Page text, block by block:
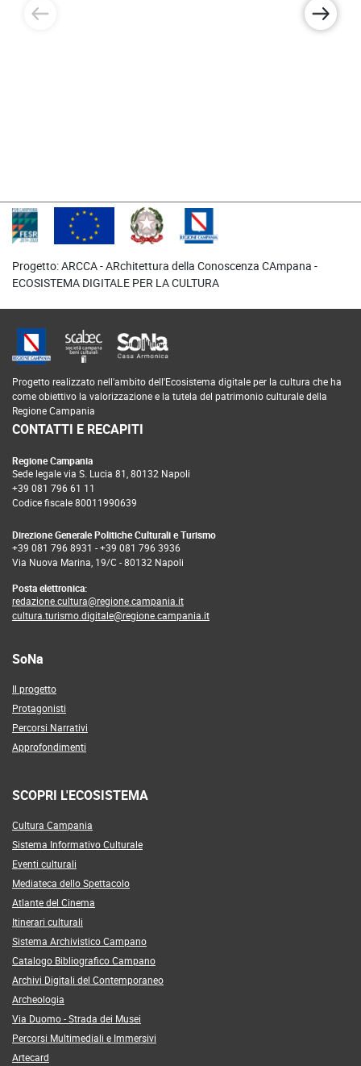
passate con gli amici”. La “copiella” inoltre prevede
copia low cost di brani d’autore legati alla canzone
classica napoletana.
Courtesy Pasquale Scialò
Progetto: ARCCA - ARchitettura della Conoscenza CAmpana -
ECOSISTEMA DIGITALE PER LA CULTURA
Progetto realizzato nell'ambito dell'Ecosistema digitale per la cultura che ha
come obiettivo la valorizzazione e la tutela del patrimonio culturale della
Regione Campania
CONTATTI E RECAPITI
Regione Campania
Sede legale via S. Lucia 81, 80132 Napoli
+39 081 796 61 11
Codice fiscale 80011990639
Direzione Generale Politiche Culturali e Turismo
+39 081 796 8931 -+39 081 796 3936
Via Nuova Marina, 19/C - 80132 Napoli
Posta elettronica:
redazione.cultura@regione.campania.it
cultura.turismo.digitale@regione.campania.it
SoNa
Il progetto
Protagonisti
Percorsi Narrativi
Approfondimenti
SCOPRI L'ECOSISTEMA
Cultura Campania
Sistema Informativo Culturale
Eventi culturali
Mediateca dello Spettacolo
Atlante del Cinema
Itinerari culturali
Sistema Archivistico Campano
Catalogo Bibliografico Campano
Archivi Digitali del Contemporaneo
Archeologia
Via Duomo - Strada dei Musei
Percorsi Multimediali e Immersivi
Artecard